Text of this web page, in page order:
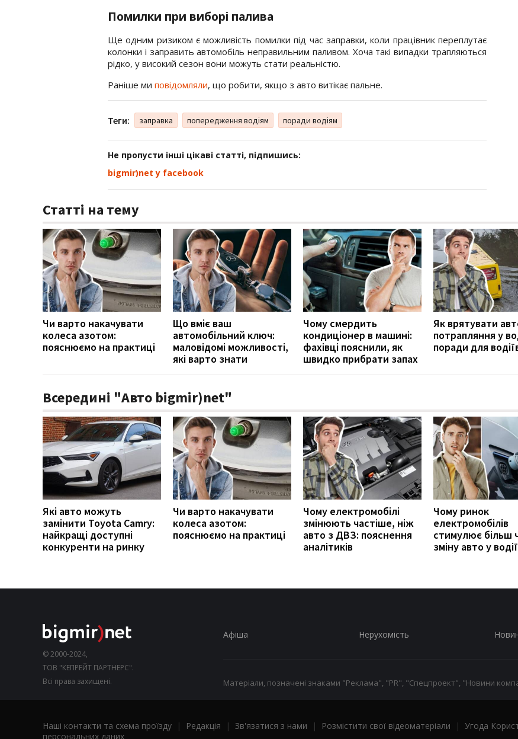
Помилки при виборі палива
Ще одним ризиком є можливість помилки під час заправки, коли працівник переплутає
колонки і заправить автомобіль неправильним паливом. Хоча такі випадки трапляються
рідко, у високий сезон вони можуть стати реальністю.
Раніше ми повідомляли, що робити, якщо з авто витікає пальне.
Теги: заправка попередження водіям поради водіям
Не пропусти інші цікаві статті, підпишись:
bigmir)net у facebook
Статті на тему
Чи варто накачувати
колеса азотом:
пояснюємо на практиці
Що вміє ваш
автомобільний ключ:
маловідомі можливості,
які варто знати
Чому смердить
кондиціонер в машині:
фахівці пояснили, як
швидко прибрати запах
Як врятувати
потрапляння у
поради для
Всередині "Авто bigmir)net"
Які авто можуть
замінити Toyota Camry:
найкращі доступні
конкуренти на ринку
Чи варто накачувати
колеса азотом:
пояснюємо на практиці
Чому електромобілі
змінюють частіше, ніж
авто з ДВЗ: пояснення
аналітиків
Чому ринок
електромобілів
стимулює більш
зміну авто у
© 2000-2024,
ТОВ "КЕПРЕЙТ ПАРТНЕРС".
Всі права захищені.
Афіша Нерухомість
Матеріали, позначені знаками "Реклама", "PR", "Спецпроект", "Новини
Наші контакти та схема проїзду | Редакція | Зв'язатися з нами | Розмістити свої відеоматеріали | Угода
персональних даних